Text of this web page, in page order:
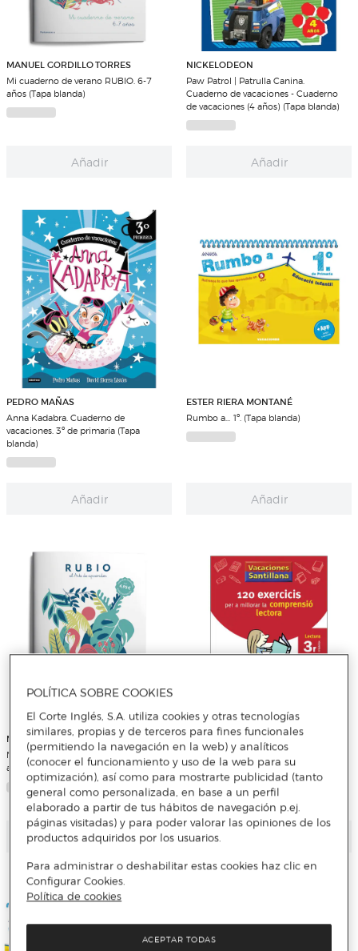
MANUEL GORDILLO TORRES
Mi cuaderno de verano RUBIO. 6-7
años (Tapa blanda)
Añadir
NICKELODEON
Paw Patrol | Patrulla Canina.
Cuaderno de vacaciones - Cuaderno
de vacaciones (4 años) (Tapa blanda)
Añadir
PEDRO MAÑAS
Anna Kadabra. Cuaderno de
vacaciones. 3º de primaria (Tapa
blanda)
Añadir
ESTER RIERA MONTANÉ
Rumbo a... 1º. (Tapa blanda)
Añadir
MANUEL GORDILLO TORRES
Mi cuaderno de verano RUBIO. 3-4
años (Tapa blanda)
Añadir
VORAMAR
VACACIONES SANTILLANA 120
EXERCICIS PER A MILLORAR LA
COMPRENSIO LECTORA 3
PRIMARIA (Tapa blanda)
POLÍTICA SOBRE COOKIES
El Corte Inglés, S.A. utiliza cookies y otras tecnologías
similares, propias y de terceros para fines funcionales
(permitiendo la navegación en la web) y analíticos
(conocer el funcionamiento y uso de la web para su
optimización), así como para mostrarte publicidad (tanto
general como personalizada, en base a un perfil
elaborado a partir de tus hábitos de navegación p.ej.
páginas visitadas) y para poder valorar las opiniones de los
productos adquiridos por los usuarios.
Para administrar o deshabilitar estas cookies haz clic en
Configurar Cookies.
Política de cookies
ACEPTAR TODAS